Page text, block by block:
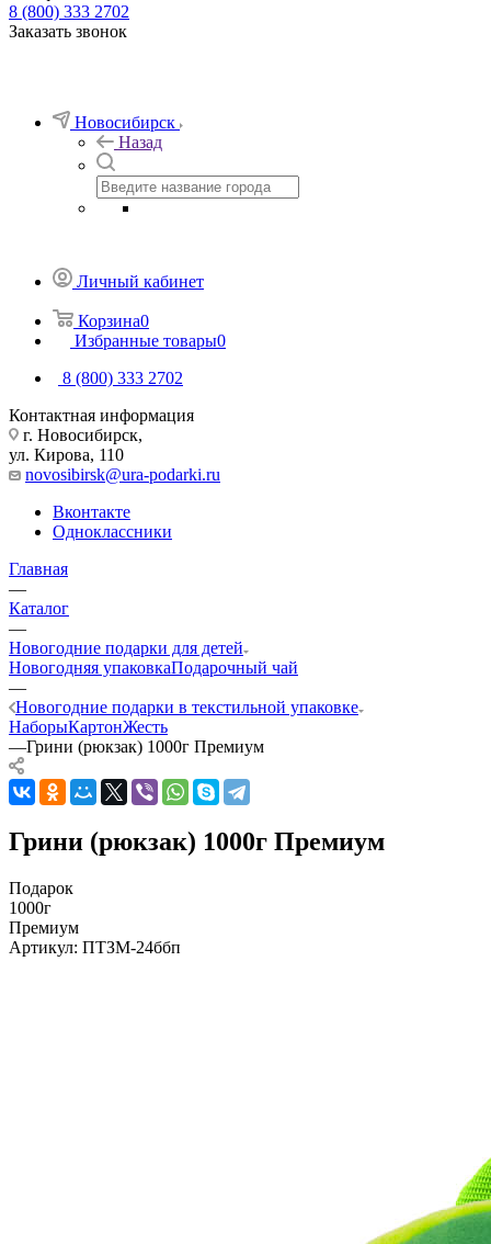
8 (800) 333 2702
Заказать звонок
Новосибирск
Назад
Личный кабинет
Корзина0
Избранные товары0
8 (800) 333 2702
Контактная информация
г. Новосибирск,
ул. Кирова, 110
novosibirsk@ura-podarki.ru
Вконтакте
Одноклассники
Главная
—
Каталог
—
Новогодние подарки для детей
Новогодняя упаковкаПодарочный чай
—
Новогодние подарки в текстильной упаковке
НаборыКартонЖесть
—Грини (рюкзак) 1000г Премиум
Грини (рюкзак) 1000г Премиум
Подарок
1000г
Премиум
Артикул: ПТЗМ-24ббп